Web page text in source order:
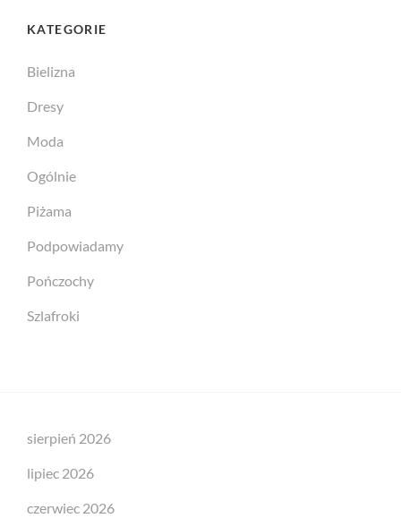
KATEGORIE
Bielizna
Dresy
Moda
Ogólnie
Piżama
Podpowiadamy
Pończochy
Szlafroki
sierpień 2026
lipiec 2026
czerwiec 2026